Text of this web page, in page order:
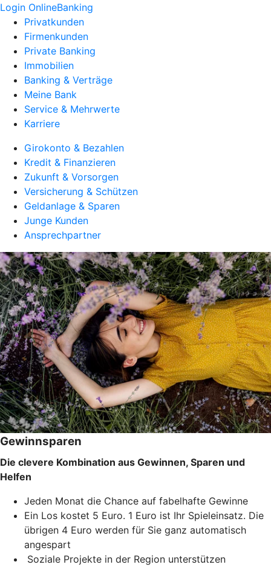
Login OnlineBanking
Privatkunden
Firmenkunden
Private Banking
Immobilien
Banking & Verträge
Meine Bank
Service & Mehrwerte
Karriere
Girokonto & Bezahlen
Kredit & Finanzieren
Zukunft & Vorsorgen
Versicherung & Schützen
Geldanlage & Sparen
Junge Kunden
Ansprechpartner
Gewinnsparen
Die clevere Kombination aus Gewinnen, Sparen und
Helfen
Jeden Monat die Chance auf fabelhafte Gewinne
Ein Los kostet 5 Euro. 1 Euro ist Ihr Spieleinsatz. Die
übrigen 4 Euro werden für Sie ganz automatisch
angespart
Soziale Projekte in der Region unterstützen